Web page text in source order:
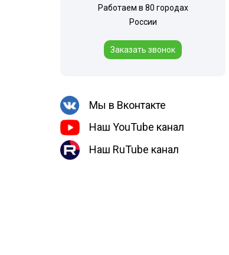
Работаем в 80 городах
России
Заказать звонок
Мы в Вконтакте
Наш YouTube канал
Наш RuTube канал